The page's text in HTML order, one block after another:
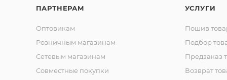
ПАРТНЕРАМ
Оптовикам
Розничным магазинам
Сетевым магазинам
Совместные покупки
УСЛУГИ
Пошив
Подбор
Предзаказ
Возврат